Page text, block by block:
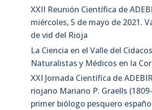
XXII Reunión Científica de
miércoles, 5 de mayo de 2021.
de vid del Rioja
La Ciencia en el Valle del
Naturalistas y Médicos en la
XXI Jornada Científica de
riojano Mariano P. Graells
primer biólogo pesquero